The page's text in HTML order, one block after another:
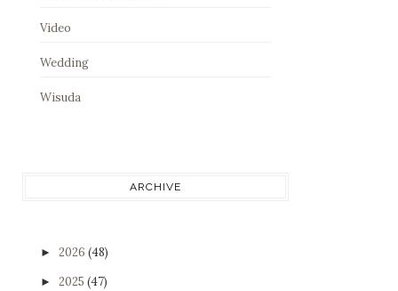
Video
Wedding
Wisuda
ARCHIVE
► 2026 (48)
► 2025 (47)